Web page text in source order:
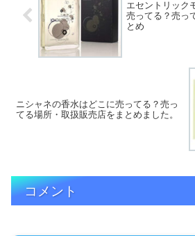
エセントリック
売ってる？売っ
とめ
ニシャネの香水はどこに売ってる？売っ
てる場所・取扱販売店をまとめました。
コメント